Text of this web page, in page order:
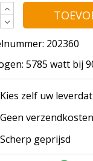
202360
5785 watt bij
Kies zelf uw
Geen
Scherp geprijsd